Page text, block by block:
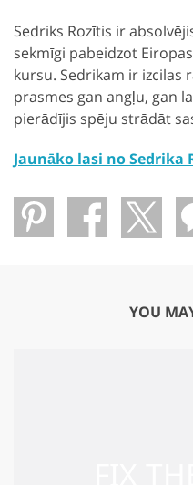
Sedriks Rozītis ir
sekmīgi pabeidzot
kursu. Sedrikam ir izcilas
prasmes gan angļu, gan
pierādījis spēju strādāt
Jaunāko lasi no Sedrika
YOU